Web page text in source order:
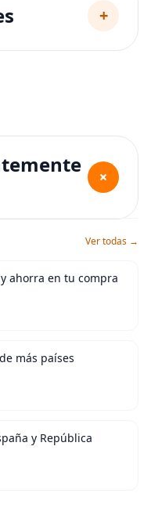
+
+
Ver todas →
ahorra en tu compra
más países
y República